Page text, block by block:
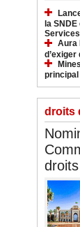
la
Aura
principal
droits